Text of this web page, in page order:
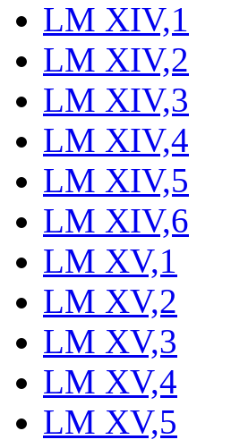
LM XIV,1
LM XIV,2
LM XIV,3
LM XIV,4
LM XIV,5
LM XIV,6
LM XV,1
LM XV,2
LM XV,3
LM XV,4
LM XV,5